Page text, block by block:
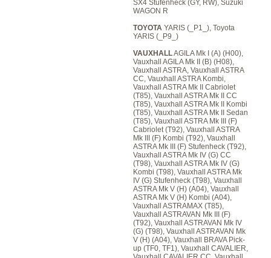
SX4 Stufenheck (GY, RW), Suzuki
WAGON R
TOYOTA YARIS (_P1_), Toyota
YARIS (_P9_)
VAUXHALLAGILA Mk I (A) (H00),
Vauxhall AGILA Mk II (B) (H08),
Vauxhall ASTRA, Vauxhall ASTRA
CC, Vauxhall ASTRA Kombi,
Vauxhall ASTRA Mk II Cabriolet
(T85), Vauxhall ASTRA Mk II CC
(T85), Vauxhall ASTRA Mk II Kombi
(T85), Vauxhall ASTRA Mk II Sedan
(T85), Vauxhall ASTRA Mk III (F)
Cabriolet (T92), Vauxhall ASTRA
Mk III (F) Kombi (T92), Vauxhall
ASTRA Mk III (F) Stufenheck (T92),
Vauxhall ASTRA Mk IV (G) CC
(T98), Vauxhall ASTRA Mk IV (G)
Kombi (T98), Vauxhall ASTRA Mk
IV (G) Stufenheck (T98), Vauxhall
ASTRA Mk V (H) (A04), Vauxhall
ASTRA Mk V (H) Kombi (A04),
Vauxhall ASTRAMAX (T85),
Vauxhall ASTRAVAN Mk III (F)
(T92), Vauxhall ASTRAVAN Mk IV
(G) (T98), Vauxhall ASTRAVAN Mk
V (H) (A04), Vauxhall BRAVA Pick-
up (TF0, TF1), Vauxhall CAVALIER,